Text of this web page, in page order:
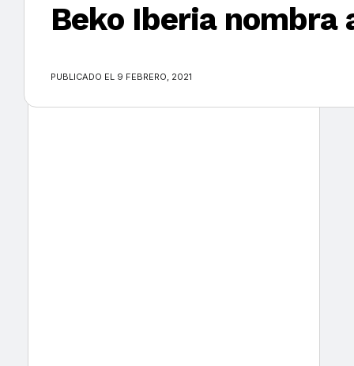
Beko Iberia nombra
PUBLICADO EL 9 FEBRERO, 2021